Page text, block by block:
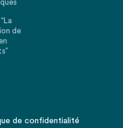
de
de confidentialité